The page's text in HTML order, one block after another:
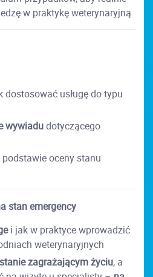
w praktykę weterynaryjną.
dostosować usługę do typu
wywiadudotyczącego
podstawie oceny stanu
stan emergency
i jak w praktyce wprowadzić
weterynaryjnych
zagrażającym życiu, a